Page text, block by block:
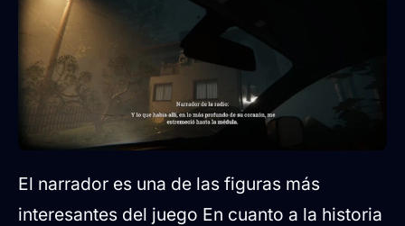
El narrador es una de las figuras más
interesantes del juego En cuanto a la historia